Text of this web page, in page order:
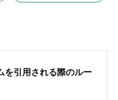
を引用される際のルー